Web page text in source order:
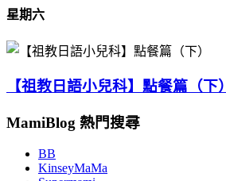
星期六
【祖教日語小兒科】點餐篇（下）
MamiBlog 熱門搜尋
BB
KinseyMaMa